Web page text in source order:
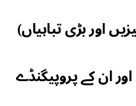
اور بڑی تباہیاں)
ان کے پروپیگنڈے